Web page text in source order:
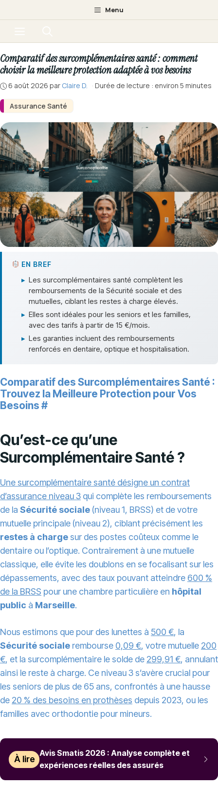
au
Menu
Assurance Santé
Comparatif des surcomplémentaires santé : comment
choisir la meilleure protection adaptée à vos besoins
6 août 2026 par Claire D. · Durée de lecture : environ 5 minutes
EN BREF
▸ Les surcomplémentaires santé complètent les
remboursements de la Sécurité sociale et des
mutuelles, ciblant les restes à charge élevés.
▸ Elles sont idéales pour les seniors et les familles,
avec des tarifs à partir de 15 €/mois.
▸ Les garanties incluent des remboursements
renforcés en dentaire, optique et hospitalisation.
Comparatif des Surcomplémentaires Santé :
Trouvez la Meilleure Protection pour Vos
Besoins #
Qu’est-ce qu’une
Surcomplémentaire Santé ?
Une surcomplémentaire santé désigne un contrat
d’assurance niveau 3 qui complète les remboursements
de la Sécurité sociale (niveau 1, BRSS) et de votre
mutuelle principale (niveau 2), ciblant précisément les
restes à charge sur des postes coûteux comme le
dentaire ou l’optique. Contrairement à une mutuelle
classique, elle évite les doublons en se focalisant sur les
dépassements, avec des taux pouvant atteindre 600 %
de la BRSS pour une chambre particulière en hôpital
public à Marseille.
Nous estimons que pour des lunettes à 500 €, la
Sécurité sociale rembourse 0,09 €, votre mutuelle 200
€, et la surcomplémentaire le solde de 299,91 €, annulant
ainsi le reste à charge. Ce niveau 3 s’avère crucial pour
les seniors de plus de 65 ans, confrontés à une hausse
de 20 % des besoins en prothèses depuis 2023, ou les
familles avec orthodontie pour mineurs.
À lire
Avis Smatis 2026 : Analyse complète et
expériences réelles des assurés